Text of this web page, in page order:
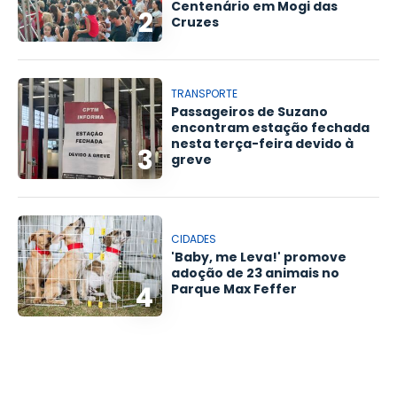
2
Centenário em Mogi das
Cruzes
3
TRANSPORTE
Passageiros de Suzano
encontram estação fechada
nesta terça-feira devido à
greve
4
CIDADES
'Baby, me Leva!' promove
adoção de 23 animais no
Parque Max Feffer